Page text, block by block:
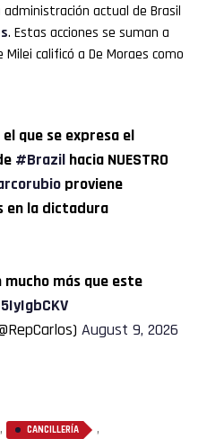
actual de Brasil
. Estas acciones se suman a
calificó a De Moraes como
que se expresa el
#Brazil hacia NUESTRO
proviene
en la dictadura
más que este
August 9, 2026
, CANCILLERÍA ,